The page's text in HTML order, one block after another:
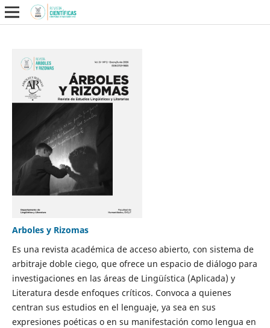
Arboles y Rizomas
Es una revista académica de acceso abierto, con sistema de
arbitraje doble ciego, que ofrece un espacio de diálogo para
investigaciones en las áreas de Lingüística (Aplicada) y
Literatura desde enfoques críticos. Convoca a quienes
centran sus estudios en el lenguaje, ya sea en sus
expresiones poéticas o en su manifestación como lengua en